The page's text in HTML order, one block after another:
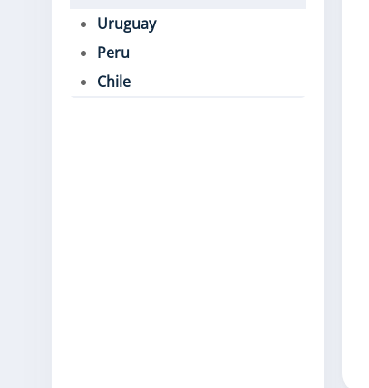
Uruguay
Peru
Chile